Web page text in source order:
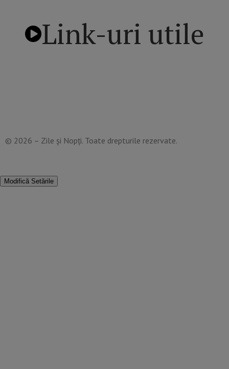
Link-uri utile
© 2026 – Zile și Nopți. Toate drepturile rezervate.
Modifică Setările